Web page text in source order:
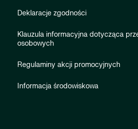
Deklaracje zgodności
Klauzula informacyjna dotycząca
osobowych
Regulaminy akcji promocyjnych
Informacja środowiskowa